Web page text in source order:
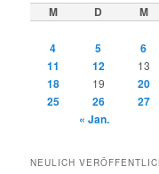
M D M
4
5 6
11
12 13
18
19 20
25
26 27
« Jan.
NEULICH